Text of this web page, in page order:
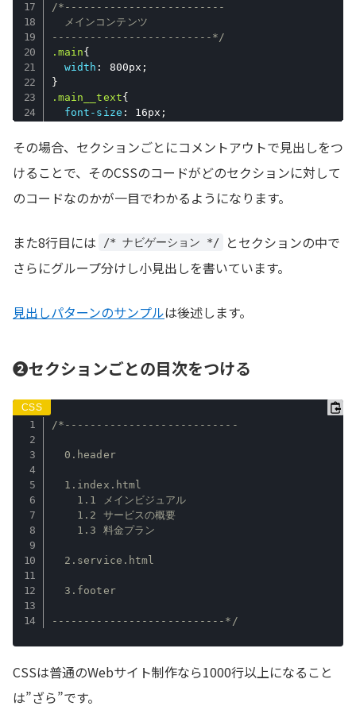
/*-------------------------
  メインコンテンツ
-------------------------*/
.main{
width : 800px ;
}
.main__text{
font-size : 16px ;
その場合、セクションごとにコメントアウトで見出しをつ
けることで、そのCSSのコードがどのセクションに対して
のコードなのかが一目でわかるようになります。
また8行目には /* ナビゲーション */
とセクションの中で
さらにグループ分けし小見出しを書いています。
見出しパターンのサンプルは後述します。
❷セクションごとの目次をつける
/*---------------------------
  0.header
  1.index.html
    1.1 メインビジュアル
    1.2 サービスの概要
    1.3 料金プラン
  2.service.html
  3.footer
---------------------------*/
CSSは普通のWebサイト制作なら1000行以上になること
は”ざら”です。